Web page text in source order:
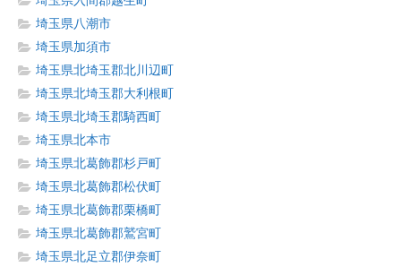
埼玉県八潮市
埼玉県加須市
埼玉県北埼玉郡北川辺町
埼玉県北埼玉郡大利根町
埼玉県北埼玉郡騎西町
埼玉県北本市
埼玉県北葛飾郡杉戸町
埼玉県北葛飾郡松伏町
埼玉県北葛飾郡栗橋町
埼玉県北葛飾郡鷲宮町
埼玉県北足立郡伊奈町